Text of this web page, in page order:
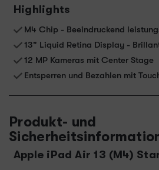
Highlights
M4 Chip - Beeindruckend
13" Liquid Retina Display -
12 MP Kameras mit Center Stage
Entsperren und Bezahlen mit
Produkt- und
Apple iPad Air 13 (M4)